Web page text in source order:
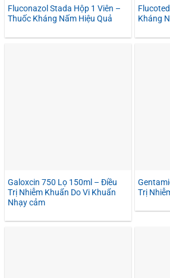
Fluconazol Stada Hộp 1 Viên –
Thuốc Kháng Nấm Hiệu Quả
Kháng
Galoxcin 750 Lọ 150ml – Điều
Trị Nhiễm Khuẩn Do Vi Khuẩn
Nhạy cảm
Trị